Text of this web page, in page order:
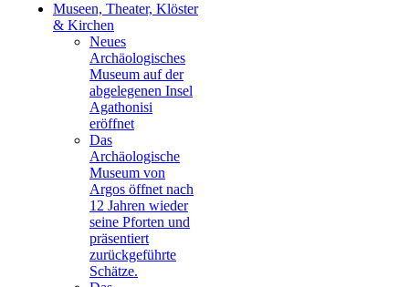
Museen, Theater, Klöster
& Kirchen
Neues
Archäologisches
Museum auf der
abgelegenen Insel
Agathonisi
eröffnet
Das
Archäologische
Museum von
Argos öffnet nach
12 Jahren wieder
seine Pforten und
präsentiert
zurückgeführte
Schätze.